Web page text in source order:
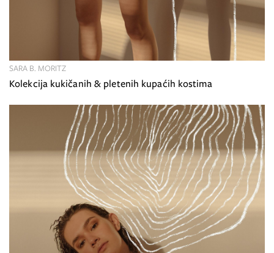
Kolekcija kukičanih & pletenih kupaćih kostima
SARA B. MORITZ